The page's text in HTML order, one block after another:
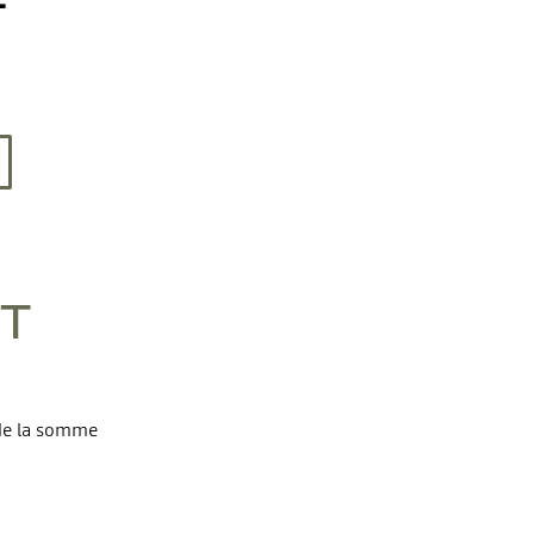
la somme